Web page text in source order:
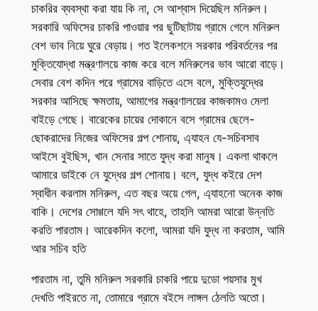
চাকরির ব্যবস্থা করা যায় কি না, সে আশ্বাস দিয়েছিল মনিরুল।
সরকারি অফিসের চাকরি পাওয়ার পর ছুটিছাটায় গ্রামে গেলে মনিরুল
বেশ ভাব নিয়ে ঘুরে বেড়ায়। গত ইলেকশনে সরকার পরিবর্তনের পর
মুক্তিযোদ্ধা মন্ত্রণালয়ে কাজ করে বলে মনিরুলের ভাব আরো বাড়ে।
সেবার বেশ কদিন পরে গ্রামের বাড়িতে এসে বলে, মুক্তিযুদ্ধের
সরকার আসিছে ক্ষমতায়, আমাগের মন্ত্রণালয়ের কাজকামও মেলা
বাইড়ে গেছে। বারেকের চায়ের দোকানে বসে গ্রামের ছেলে-
ছোকরাদের নিজের অফিসের গল্প শোনায়, এ্যাহন যে-সচিবসাব
আইসে বুইছিস, খান সেনার সাতে যুদ্ধ করা মানুষ। একলা থাকলে
আমারে ডাইকে নে যুদ্ধের গল্প শোনায়। বলে, যুদ্ধ কইরে দেশ
স্বাধীন করলাম মনিরুল, এত বছর অয়ে গেল, এ্যাহনো অনেক কাজ
বাকি। দেশের সোগ্গলে যদি সৎ থাহে, তাহলি আমরা আরো উন্নতি
করতি পারতাম। আরেকদিন কলো, আমরা যদি যুদ্ধ না করতাম, আমি
আর সচিব হতি
পারতাম না, তুমি মনিরুল সরকারি চাকরি পায়ে দুডো পয়সার মুখ
দেখতি পাইরতে না, তোমারে গ্রামে বইসে লাঙ্গল ঠেলতি অতো।